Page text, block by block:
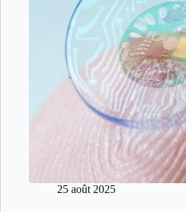
25 août 2025